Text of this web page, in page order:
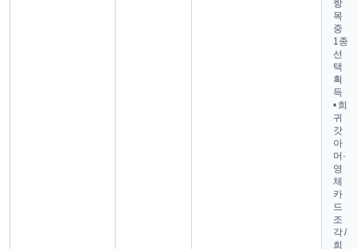
항
목
중
1종
선
택
획
득
• 희
귀
갓
아
머·
영
체
카
드
조
각 /
희